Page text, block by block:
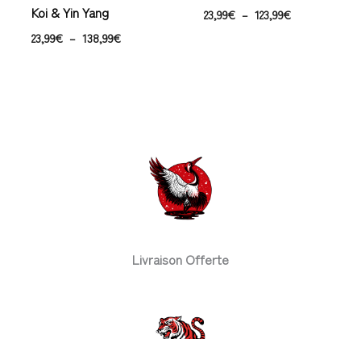
Koi & Yin Yang
23,99€ – 138,99€
23,99€ – 123,99€
Livraison Offerte